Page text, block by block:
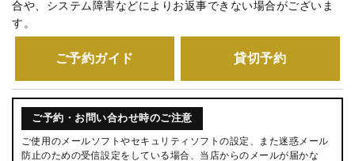
合や、システム障害などによりお返事できない場合がございま
す。
ご予約ガイド 貸切予約
ご予約・お問い合わせ時のご注意
ご使用のメールソフトやセキュリティソフトの設定、また迷惑メール
防止のための受信設定をしている場合、当店からのメールが届かな